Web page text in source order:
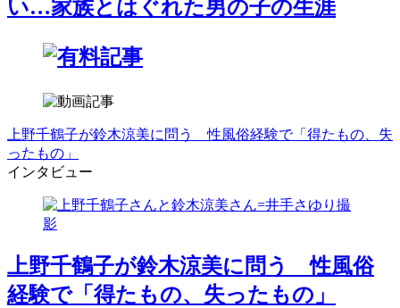
い…家族とはぐれた男の子の生涯
上野千鶴子が鈴木涼美に問う 性風俗経験で「得たもの、失
ったもの」
インタビュー
上野千鶴子が鈴木涼美に問う 性風俗
経験で「得たもの、失ったもの」